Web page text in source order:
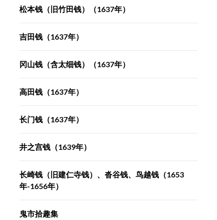
松本钱（旧竹田钱）（1637年）
吉田钱（1637年）
冈山钱（含太细钱）（1637年）
高田钱（1637年）
长门钱（1637年）
井之宫钱（1639年）
长崎钱（旧建仁寺钱）、沓谷钱、鸟越钱（1653
年-1656年）
鬼市拾趣集